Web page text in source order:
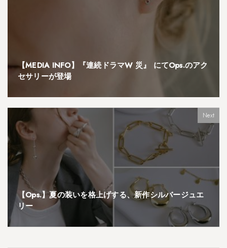
【MEDIA INFO】『連続ドラマW 災』 にてOps.のアク
セサリーが登場
Next
【Ops.】夏の装いを格上げする、新作シルバージュエ
リー